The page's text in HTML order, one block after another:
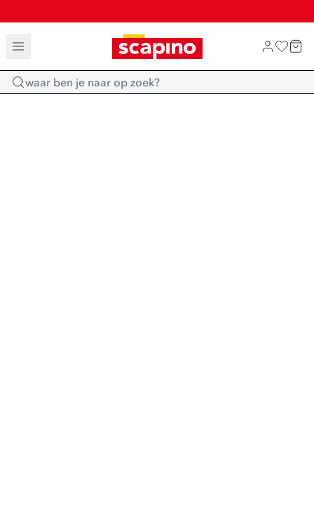
TOT 70% KORTING OP SALE
SALE: LAATSTE KANS!
SHOP NIEUW
Home